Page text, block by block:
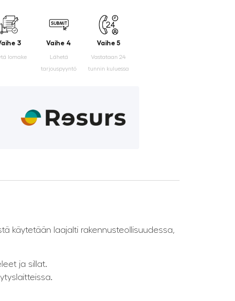
3
lomake
Vaihe 4
Lähetä
tarjouspyyntö
Vaihe 5
Vastataan 24
tunnin kuluessa
käytetään laajalti rakennusteollisuudessa,
ja sillat.